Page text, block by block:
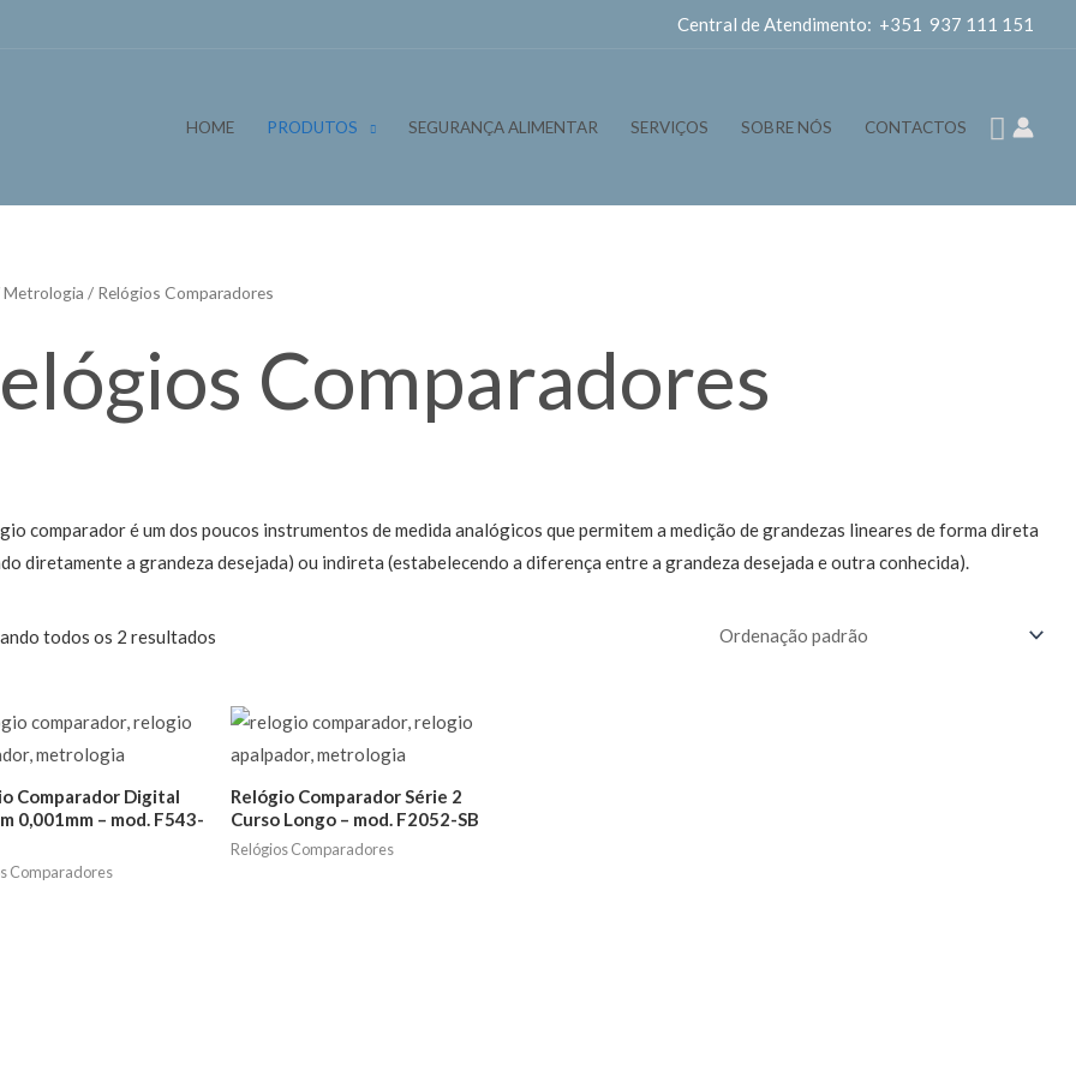
Central de Atendimento: +351 937 111 151
HOME PRODUTOS SEGURANÇA ALIMENTAR SERVIÇOS SOBRE NÓS CONTACTOS
Metrologia / Relógios Comparadores
Comparadores
comparador é um dos poucos instrumentos de medida analógicos que permitem a medição de grandezas lineares de forma direta
diretamente a grandeza desejada) ou indireta (estabelecendo a diferença entre a grandeza desejada e outra conhecida).
todos os 2 resultados
Comparador Digital
0,001mm – mod. F543-
Comparadores
Relógio Comparador Série 2
Curso Longo – mod. F2052-SB
Relógios Comparadores